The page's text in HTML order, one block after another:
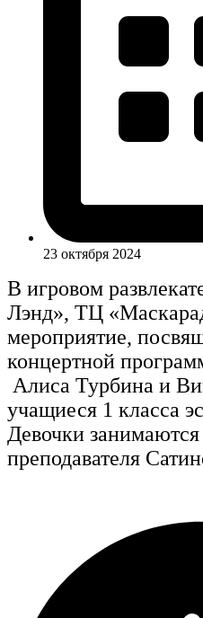
23 октября 2024
В игровом
Лэнд», ТЦ
мероприятие,
концертной
Алиса Турбина и
учащиеся 1 класса
Девочки занимаются
преподавателя